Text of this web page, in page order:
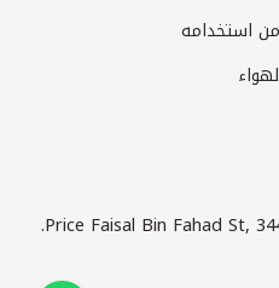
من استخدامه
Price Faisal Bin Fahad St,